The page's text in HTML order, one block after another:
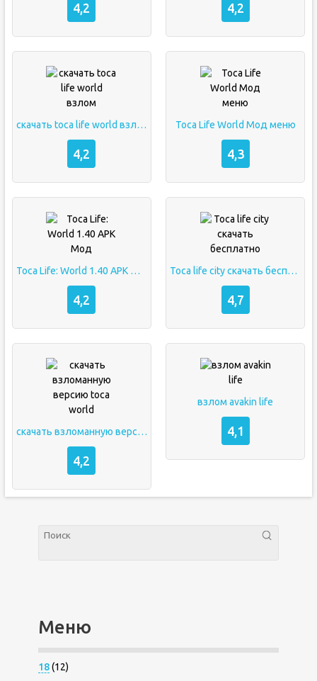
4,2 4,2
скачать toca life world взлом
4,2
Toca Life World Мод меню
4,3
Toca Life: World 1.40 APK Мод
4,2
Toca life city скачать бесплатно
4,7
скачать взломанную версию toca world
4,2
взлом avakin life
4,1
Меню
18(12)